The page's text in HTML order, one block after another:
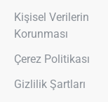
Kişisel Verilerin
Korunması
Çerez Politikası
Gizlilik Şartları